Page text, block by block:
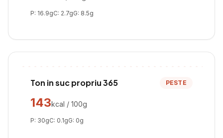
P: 16.9gC: 2.7gG: 8.5g
Ton in suc propriu 365 PESTE
143kcal / 100g
P: 30gC: 0.1gG: 0g